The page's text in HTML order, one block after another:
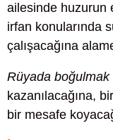
ailesinde huzurun
irfan konularında
çalışacağına
Rüyada
kazanılacağına,
bir mesafe